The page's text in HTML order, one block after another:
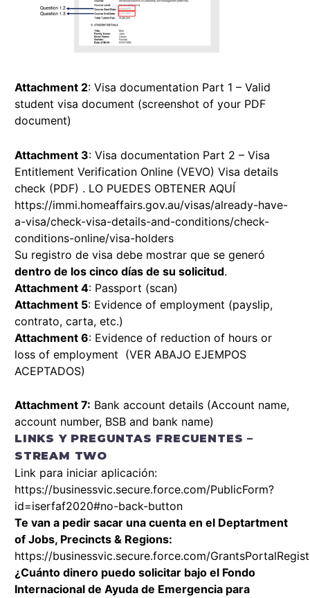
Attachment 2: Visa documentation Part 1 – Valid
student visa document (screenshot of your PDF
document)
Attachment 3: Visa documentation Part 2 – Visa
Entitlement Verification Online (VEVO) Visa details
check (PDF) . LO PUEDES OBTENER AQUÍ
https://immi.homeaffairs.gov.au/visas/already-have-
a-visa/check-visa-details-and-conditions/check-
conditions-online/visa-holders
Su registro de visa debe mostrar que se generó
dentro de los cinco días de su solicitud.
Attachment 4: Passport (scan)
Attachment 5: Evidence of employment (payslip,
contrato, carta, etc.)
Attachment 6: Evidence of reduction of hours or
loss of employment (VER ABAJO EJEMPOS
ACEPTADOS)
Attachment 7: Bank account details (Account name,
account number, BSB and bank name)
LINKS Y PREGUNTAS FRECUENTES –
STREAM TWO
Link para iniciar aplicación:
https://businessvic.secure.force.com/PublicForm?
id=iserfaf2020#no-back-button
Te van a pedir sacar una cuenta en el Deptartment
of Jobs, Precincts & Regions:
https://businessvic.secure.force.com/
¿Cuánto dinero puedo solicitar bajo el Fondo
Internacional de Ayuda de Emergencia para